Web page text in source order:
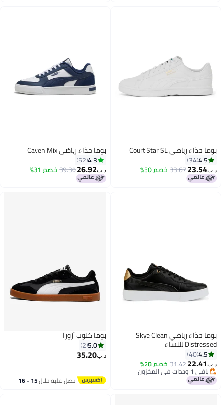
بوما حذاء رياضي Court Star SL
4.5
34
د.ب‏23.54
33.67خصم 30%
بوما حذاء رياضي Caven Mix
4.3
52
د.ب‏26.92
39.30خصم 31%
بوما حذاء رياضي Skye Clean
Distressed للنساء
4.5
40
د.ب‏22.41
31.42خصم 28%
باقي 1 وحدات في المخزون
باقي 1 وحدات في المخزون
بوما كلوب أزورا
5.0
2
د.ب‏35.20
احصل عليه خلال 15 - 16